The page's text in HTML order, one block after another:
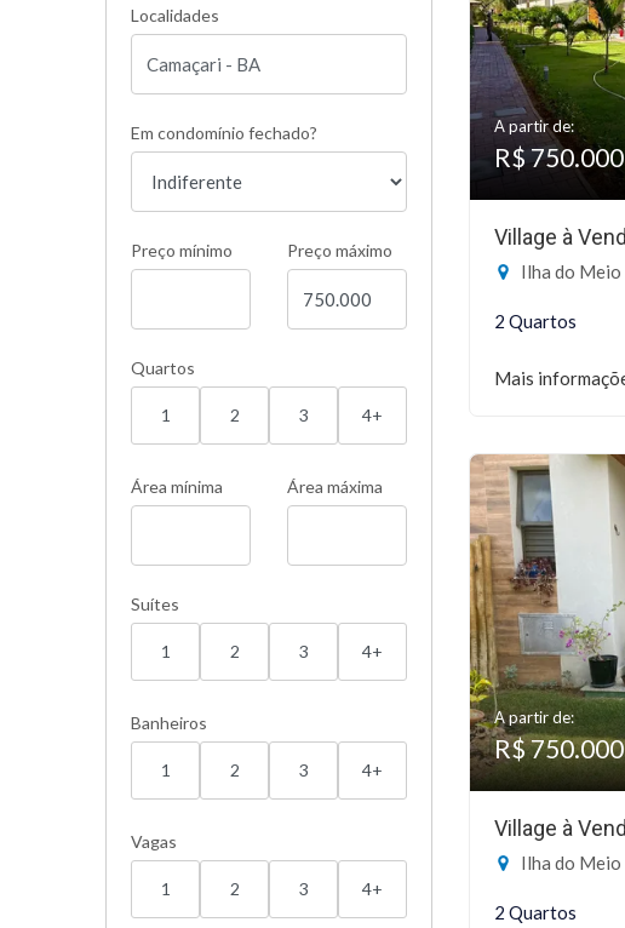
Localidades
Em condomínio fechado?
Preço mínimo Preço máximo
Quartos
1 2 3 4+
Área mínima Área máxima
Suítes
1 2 3 4+
Banheiros
1 2 3 4+
Vagas
1 2 3 4+
A partir de:
R$ 750.000
Village à
Ilha do Meio
2 Quartos
Mais
A partir de:
R$ 750.000
Village à
Ilha do Meio
2 Quartos